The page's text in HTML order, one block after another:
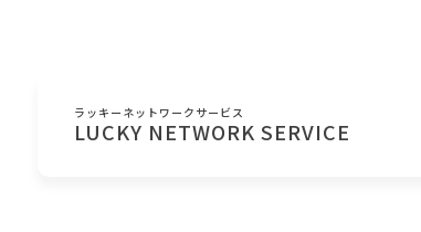
ラッキーネットワークサービス
LUCKY NETWORK SERVICE